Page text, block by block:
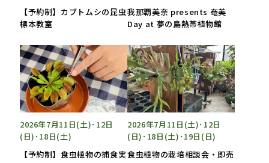
【予約制】カブトムシの昆虫
標本教室
我那覇美奈 presents 奄美
Day at 夢の島熱帯植物館
2026年7月11日(土)･12日
(日)･18日(土)
【予約制】食虫植物の捕食実
2026年7月11日(土)･12日
(日)･18日(土)･19日(日)
食虫植物の栽培相談会・即売